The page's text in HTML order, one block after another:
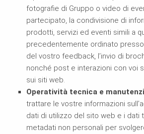
fotografie di Gruppo o video di
partecipato, la condivisione di
prodotti, servizi ed eventi simili a
precedentemente ordinato
del vostro feedback, l’invio di
nonché post e interazioni con voi
sui siti web.
Operatività tecnica e
trattare le vostre informazioni
dati di utilizzo del sito web e i dati
metadati non personali per